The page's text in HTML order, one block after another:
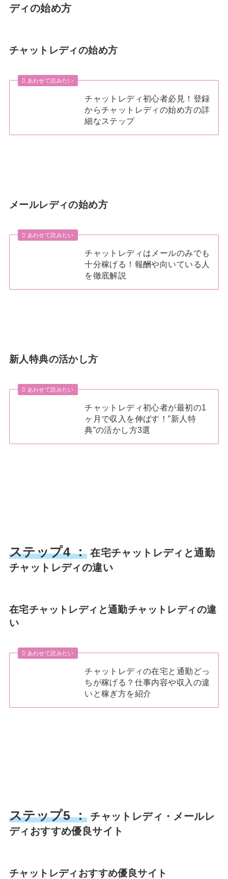
ディの始め方
チャットレディの始め方
あわせて読みたい
チャットレディ初心者必見！登録
からチャットレディの始め方の詳
細なステップ
メールレディの始め方
あわせて読みたい
チャットレディはメールのみでも
十分稼げる！報酬や向いている人
を徹底解説
新人特典の活かし方
あわせて読みたい
チャットレディ初心者が最初の1
ヶ月で収入を伸ばす！”新人特
典”の活かし方3選
ステップ4 ：在宅チャットレディと通勤
チャットレディの違い
在宅チャットレディと通勤チャットレディの違
い
あわせて読みたい
チャットレディの在宅と通勤どっ
ちが稼げる？仕事内容や収入の違
いと稼ぎ方を紹介
ステップ5 ：チャットレディ・メールレ
ディおすすめ優良サイト
チャットレディおすすめ優良サイト